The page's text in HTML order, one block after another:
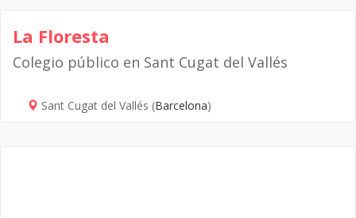
La Floresta
Colegio público en Sant Cugat del Vallés
Sant Cugat del Vallés (Barcelona)